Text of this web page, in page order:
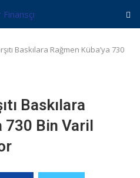
Baskılara Rağmen Küba’ya 730
Baskılara
730 Bin Varil